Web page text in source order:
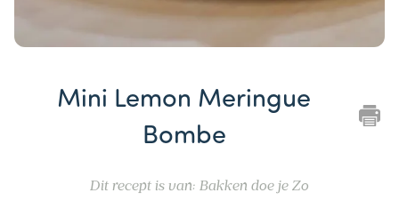
Mini Lemon Meringue
Bombe
Dit recept is van: Bakken doe je Zo